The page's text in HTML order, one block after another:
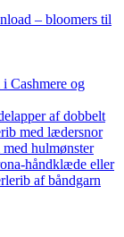
– bloomers til
Cashmere og
af dobbelt
med lædersnor
hulmønster
håndklæde eller
af båndgarn